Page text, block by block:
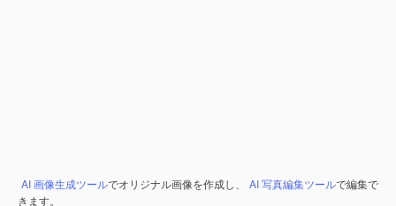
AI 画像生成ツールでオリジナル画像を作成し、 AI 写真編集ツールで編集で
きます。